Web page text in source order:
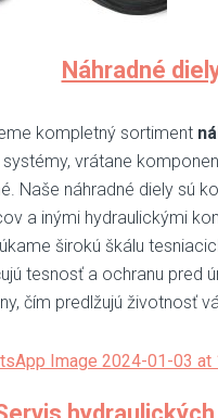
Náhradné
kompletný sortiment
systémy, vrátane
Naše náhradné diely sú
a inými hydraulickými
širokú škálu
tesnosť a ochranu pred
čím predlžujú životnosť